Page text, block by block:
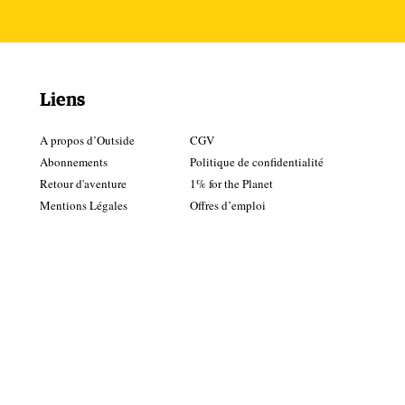
Liens
A propos d’Outside
Abonnements
Retour d'aventure
Mentions Légales
CGV
Politique de confidentialité
1% for the Planet
Offres d’emploi